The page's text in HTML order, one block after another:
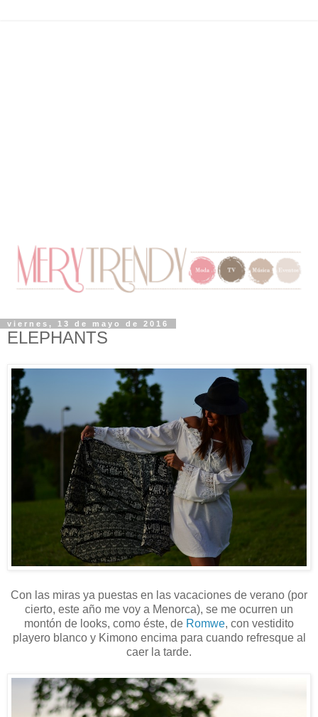
viernes, 13 de mayo de 2016
ELEPHANTS
Con las miras ya puestas en las vacaciones de verano (por
cierto, este año me voy a Menorca), se me ocurren un
montón de looks, como éste, de Romwe, con vestidito
playero blanco y Kimono encima para cuando refresque al
caer la tarde.